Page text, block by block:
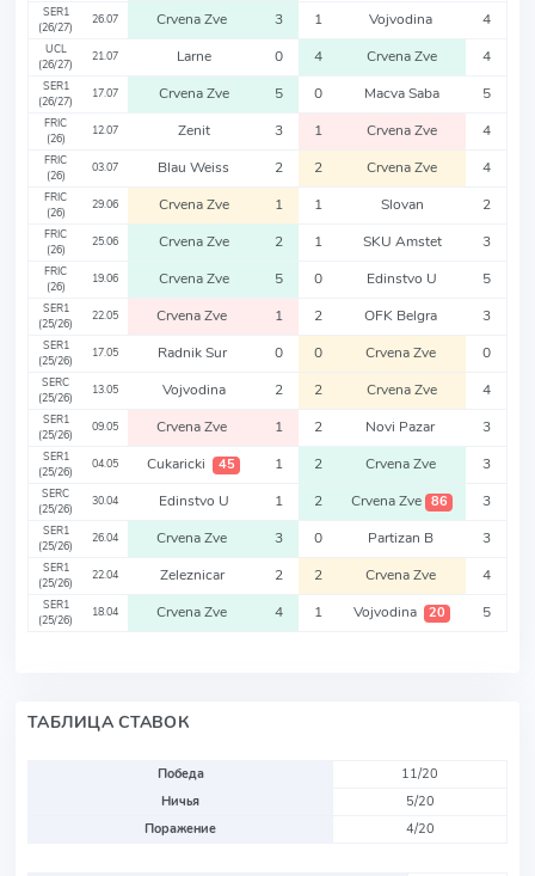
SER1
(26/27)
26.07 Crvena Zve 3 1 Vojvodina 4
UCL
(26/27)
21.07 Larne 0 4 Crvena Zve 4
SER1
(26/27)
17.07 Crvena Zve 5 0 Macva Saba 5
FRIC
(26)
12.07 Zenit 3 1 Crvena Zve 4
FRIC
(26)
03.07 Blau Weiss 2 2 Crvena Zve 4
FRIC
(26)
29.06 Crvena Zve 1 1 Slovan 2
FRIC
(26)
25.06 Crvena Zve 2 1 SKU Amstet 3
FRIC
(26)
19.06 Crvena Zve 5 0 Edinstvo U 5
SER1
(25/26)
22.05 Crvena Zve 1 2 OFK Belgra 3
SER1
(25/26)
17.05 Radnik Sur 0 0 Crvena Zve 0
SERC
(25/26)
13.05 Vojvodina 2 2 Crvena Zve 4
SER1
(25/26)
09.05 Crvena Zve 1 2 Novi Pazar 3
SER1
(25/26)
04.05 Cukaricki 45 1 2 Crvena Zve 3
SERC
(25/26)
30.04 Edinstvo U 1 2 Crvena Zve 86 3
SER1
(25/26)
26.04 Crvena Zve 3 0 Partizan B 3
SER1
(25/26)
22.04 Zeleznicar 2 2 Crvena Zve 4
SER1
(25/26)
18.04 Crvena Zve 4 1 Vojvodina 20 5
ТАБЛИЦА СТАВОК
Победа
11/20
Ничья
5/20
Поражение
4/20